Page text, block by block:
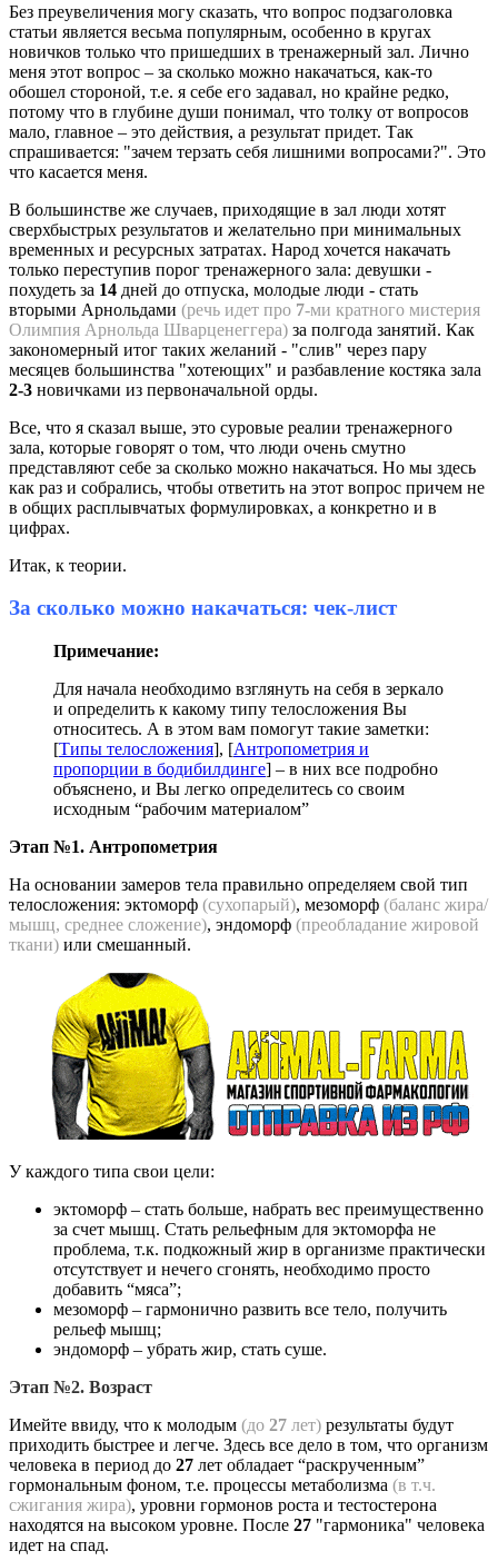
Без преувеличения могу сказать, что вопрос подзаголовка
статьи является весьма популярным, особенно в кругах
новичков только что пришедших в тренажерный зал. Лично
меня этот вопрос – за сколько можно накачаться, как-то
обошел стороной, т.е. я себе его задавал, но крайне редко,
потому что в глубине души понимал, что толку от вопросов
мало, главное – это действия, а результат придет. Так
спрашивается: "зачем терзать себя лишними вопросами?". Это
что касается меня.
В большинстве же случаев, приходящие в зал люди хотят
сверхбыстрых результатов и желательно при минимальных
временных и ресурсных затратах. Народ хочется накачать
только переступив порог тренажерного зала: девушки -
похудеть за 14 дней до отпуска, молодые люди - стать
вторыми Арнольдами (речь идет про 7-ми кратного мистерия
Олимпия Арнольда Шварценеггера) за полгода занятий. Как
закономерный итог таких желаний - "слив" через пару
месяцев большинства "хотеющих" и разбавление костяка зала
2-3 новичками из первоначальной орды.
Все, что я сказал выше, это суровые реалии тренажерного
зала, которые говорят о том, что люди очень смутно
представляют себе за сколько можно накачаться. Но мы здесь
как раз и собрались, чтобы ответить на этот вопрос причем не
в общих расплывчатых формулировках, а конкретно и в
цифрах.
Итак, к теории.
За сколько можно накачаться: чек-лист
Примечание:
Для начала необходимо взглянуть на себя в зеркало
и определить к какому типу телосложения Вы
относитесь. А в этом вам помогут такие заметки:
[Типы телосложения], [Антропометрия и
пропорции в бодибилдинге] – в них все подробно
объяснено, и Вы легко определитесь со своим
исходным “рабочим материалом”
Этап №1. Антропометрия
На основании замеров тела правильно определяем свой тип
телосложения: эктоморф (сухопарый), мезоморф (баланс жира/
мышц, среднее сложение), эндоморф (преобладание жировой
ткани) или смешанный.
У каждого типа свои цели:
эктоморф – стать больше, набрать вес преимущественно
за счет мышц. Стать рельефным для эктоморфа не
проблема, т.к. подкожный жир в организме практически
отсутствует и нечего сгонять, необходимо просто
добавить “мяса”;
мезоморф – гармонично развить все тело, получить
рельеф мышц;
эндоморф – убрать жир, стать суше.
Этап №2. Возраст
Имейте ввиду, что к молодым (до 27 лет) результаты будут
приходить быстрее и легче. Здесь все дело в том, что организм
человека в период до 27 лет обладает “раскрученным”
гормональным фоном, т.е. процессы метаболизма (в т.ч.
сжигания жира), уровни гормонов роста и тестостерона
находятся на высоком уровне. После 27 "гармоника" человека
идет на спад.